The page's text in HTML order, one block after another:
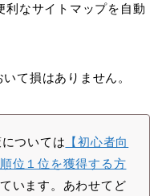
利なサイトマップを自動
て損はありません。
ついては 【初心者向
位１位を獲得する方
います。あわせてど